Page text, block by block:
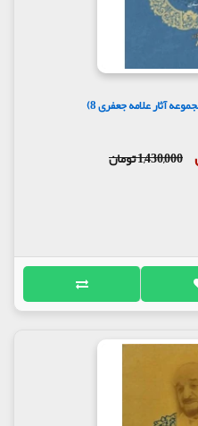
آثار علامه جعفری 8)
1,430,000 تومان